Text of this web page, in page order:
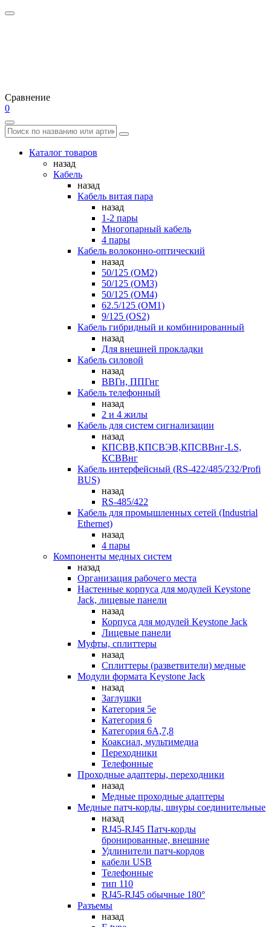
Сравнение
0
Каталог товаров
назад
Кабель
назад
Кабель витая пара
назад
1-2 пары
Многопарный кабель
4 пары
Кабель волоконно-оптический
назад
50/125 (OM2)
50/125 (OM3)
50/125 (OM4)
62.5/125 (OM1)
9/125 (OS2)
Кабель гибридный и комбинированный
назад
Для внешней прокладки
Кабель силовой
назад
ВВГн, ППГнг
Кабель телефонный
назад
2 и 4 жилы
Кабель для систем сигнализации
назад
КПСВВ,КПСВЭВ,КПСВВнг-LS,
КСВВнг
Кабель интерфейсный (RS-422/485/232/Profi
BUS)
назад
RS-485/422
Кабель для промышленных сетей (Industrial
Ethernet)
назад
4 пары
Компоненты медных систем
назад
Организация рабочего места
Настенные корпуса для модулей Keystone
Jack, лицевые панели
назад
Корпуса для модулей Keystone Jack
Лицевые панели
Муфты, сплиттеры
назад
Сплиттеры (разветвители) медные
Модули формата Keystone Jack
назад
Заглушки
Категория 5е
Категория 6
Категория 6А,7,8
Коаксиал, мультимедиа
Переходники
Телефонные
Проходные адаптеры, переходники
назад
Медные проходные адаптеры
Медные патч-корды, шнуры соединительные
назад
RJ45-RJ45 Патч-корды
бронированные, внешние
Удлинители патч-кордов
кабели USB
Телефонные
тип 110
RJ45-RJ45 обычные 180°
Разъемы
назад